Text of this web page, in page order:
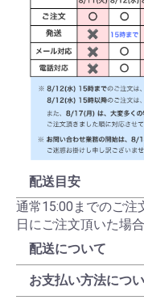
配送目安
通常15:00までのご注
日にご注文頂いた場
配送について
お支払い方法につ